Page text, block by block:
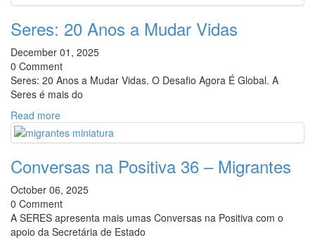
Seres: 20 Anos a Mudar Vidas
December 01, 2025
0 Comment
Seres: 20 Anos a Mudar Vidas. O Desafio Agora É Global. A
Seres é mais do
Read more
Conversas na Positiva 36 – Migrantes
October 06, 2025
0 Comment
A SERES apresenta mais umas Conversas na Positiva com o
apoio da Secretária de Estado